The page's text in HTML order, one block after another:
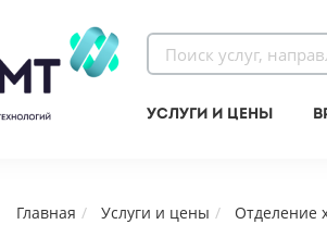
Услуги и цены
Главная Услуги и цены Отделение